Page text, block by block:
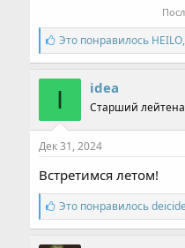
С
и
м
п
а
т
и
:
Это понравилось HEILO,
I idea
Старший
Дек 31, 2024
Встретимся летом!
С
и
м
Это понравилосьdeicide